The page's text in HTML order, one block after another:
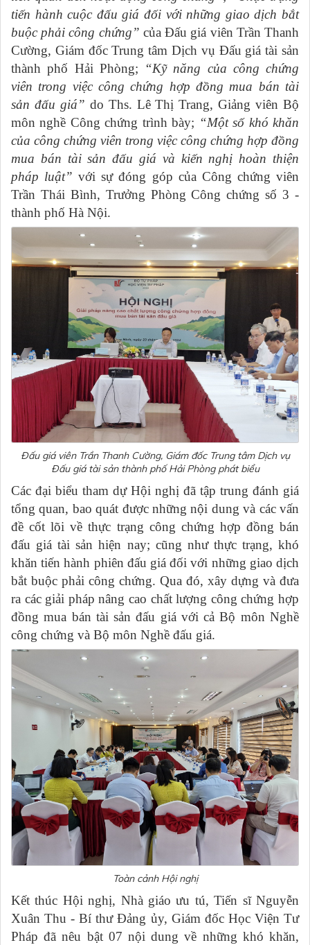
tiến hành cuộc đấu giá đối với những giao dịch bắt
buộc phải công chứng” của Đấu giá viên Trần Thanh
Cường, Giám đốc Trung tâm Dịch vụ Đấu giá tài sản
thành phố Hải Phòng; “Kỹ năng của công chứng
viên trong việc công chứng hợp đồng mua bán tài
sản đấu giá” do Ths. Lê Thị Trang, Giảng viên Bộ
môn nghề Công chứng trình bày; “Một số khó khăn
của công chứng viên trong việc công chứng hợp đồng
mua bán tài sản đấu giá và kiến nghị hoàn thiện
pháp luật” với sự đóng góp của Công chứng viên
Trần Thái Bình, Trưởng Phòng Công chứng số 3 -
thành phố Hà Nội.
Đấu giá viên Trần Thanh Cường, Giám đốc Trung tâm Dịch vụ
Đấu giá tài sản thành phố Hải Phòng phát biểu
Các đại biểu tham dự Hội nghị đã tập trung đánh giá
tổng quan, bao quát được những nội dung và các vấn
đề cốt lõi về thực trạng công chứng hợp đồng bán
đấu giá tài sản hiện nay; cũng như thực trạng, khó
khăn tiến hành phiên đấu giá đối với những giao dịch
bắt buộc phải công chứng. Qua đó, xây dựng và đưa
ra các giải pháp nâng cao chất lượng công chứng hợp
đồng mua bán tài sản đấu giá với cả Bộ môn Nghề
công chứng và Bộ môn Nghề đấu giá.
Toàn cảnh Hội nghị
Kết thúc Hội nghị, Nhà giáo ưu tú, Tiến sĩ Nguyễn
Xuân Thu - Bí thư Đảng ủy, Giám đốc Học Viện Tư
Pháp đã nêu bật 07 nội dung về những khó khăn,